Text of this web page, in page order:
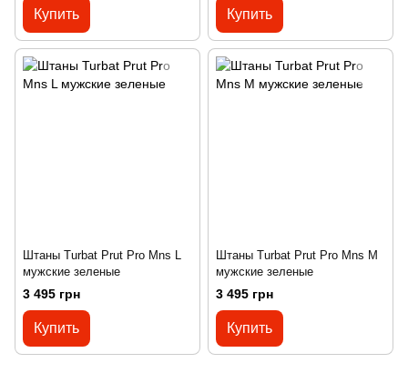
Купить Купить
Штаны Turbat Prut Pro Mns L
мужские зеленые
3 495 грн
Купить
Штаны Turbat Prut Pro Mns M
мужские зеленые
3 495 грн
Купить